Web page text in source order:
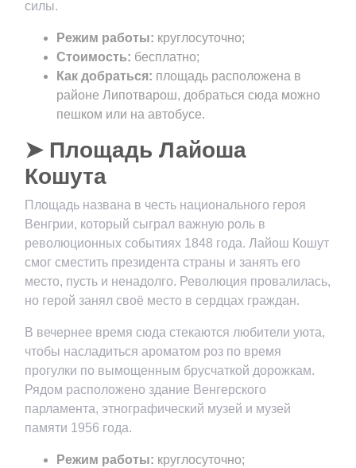
силы.
Режим работы: круглосуточно;
Стоимость: бесплатно;
Как добраться: площадь расположена в
районе Липотварош, добраться сюда можно
пешком или на автобусе.
➤ Площадь Лайоша
Кошута
Площадь названа в честь национального героя
Венгрии, который сыграл важную роль в
революционных событиях 1848 года. Лайош Кошут
смог сместить президента страны и занять его
место, пусть и ненадолго. Революция провалилась,
но герой занял своё место в сердцах граждан.
В вечернее время сюда стекаются любители уюта,
чтобы насладиться ароматом роз по время
прогулки по вымощенным брусчаткой дорожкам.
Рядом расположено здание Венгерского
парламента, этнографический музей и музей
памяти 1956 года.
Режим работы: круглосуточно;